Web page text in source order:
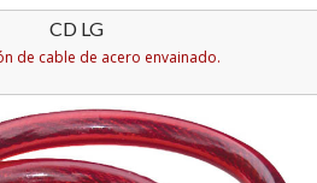
CD LG
de cable de acero envainado.